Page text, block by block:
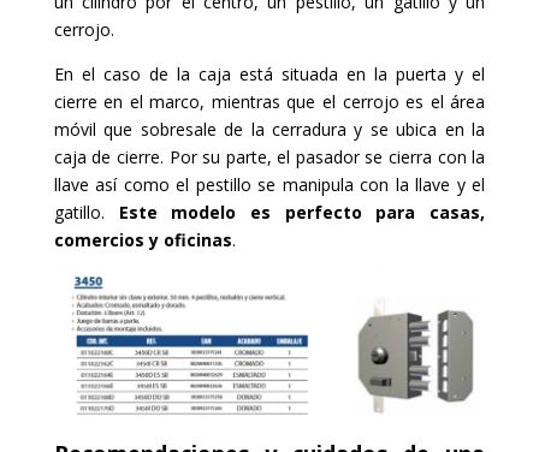
cerrojo.
En el caso de la caja está situada en la puerta y el
cierre en el marco, mientras que el cerrojo es el área
móvil que sobresale de la cerradura y se ubica en la
caja de cierre. Por su parte, el pasador se cierra con la
llave así como el pestillo se manipula con la llave y el
gatillo. Este modelo es perfecto para casas,
comercios y oficinas.